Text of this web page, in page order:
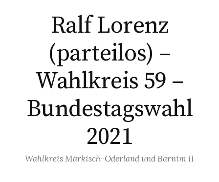
Ralf Lorenz
(parteilos) –
Wahlkreis 59 –
Bundestagswahl
2021
Wahlkreis Märkisch-Oderland und Barnim II